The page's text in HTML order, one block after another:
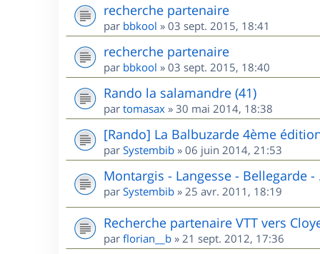
recherche partenaire
par bbkool » 03 sept. 2015, 18:41
recherche partenaire
par bbkool » 03 sept. 2015, 18:40
Rando la salamandre (41)
par tomasax » 30 mai 2014, 18:38
[Rando] La Balbuzarde 4ème
par Systembib » 06 juin 2014, 21:53
Montargis - Langesse - Bellegarde -
par Systembib » 25 avr. 2011, 18:19
Recherche partenaire VTT vers
par florian__b » 21 sept. 2012, 17:36